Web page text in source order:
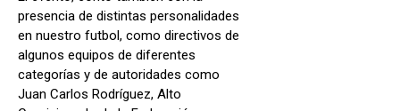
presencia de distintas personalidades
en nuestro futbol, como directivos de
algunos equipos de diferentes
categorías y de autoridades como
Juan Carlos Rodríguez, Alto